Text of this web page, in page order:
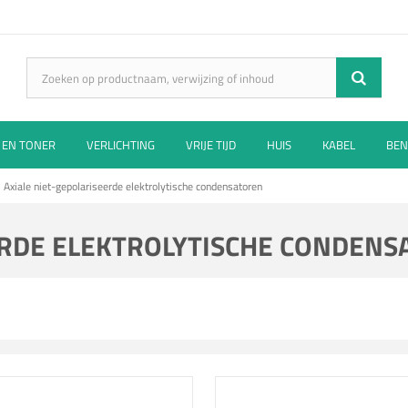
TONER VERLICHTING VRIJE TIJD HUIS KABEL
Axiale niet-gepolariseerde elektrolytische condensatoren
ELEKTROLYTISCHE